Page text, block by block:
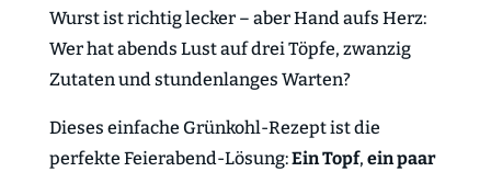
Wurst ist richtig lecker – aber Hand aufs Herz:
Wer hat abends Lust auf drei Töpfe, zwanzig
Zutaten und stundenlanges Warten?
Dieses einfache Grünkohl-Rezept ist die
perfekte Feierabend-Lösung:Ein Topf, ein paar